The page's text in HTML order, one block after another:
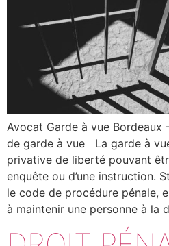
Avocat Garde à vue Bordeaux
de garde à vue La garde à
privative de liberté pouvant
enquête ou d’une instruction.
le code de procédure pénale,
à maintenir une personne à la